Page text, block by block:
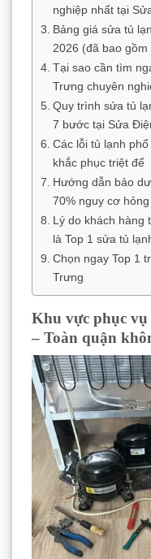
nghiệp nhất tại
Bảng giá sửa tủ
2026 (đã bao gồm
Tại sao cần tìm
Trưng chuyên
Quy trình sửa tủ
7 bước tại Sửa
Các lỗi tủ lạnh
khắc phục triệt để
Hướng dẫn bảo
70% nguy cơ
Lý do khách hàng
là Top 1 sửa tủ
Chọn ngay Top 1
Trưng
Khu vực phục
– Toàn quận